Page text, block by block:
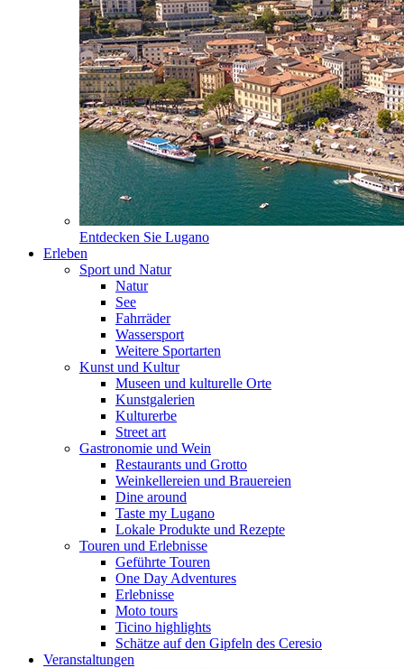
Entdecken Sie Lugano
Erleben
Sport und Natur
Natur
See
Fahrräder
Wassersport
Weitere Sportarten
Kunst und Kultur
Museen und kulturelle Orte
Kunstgalerien
Kulturerbe
Street art
Gastronomie und Wein
Restaurants und Grotto
Weinkellereien und Brauereien
Dine around
Taste my Lugano
Lokale Produkte und Rezepte
Touren und Erlebnisse
Geführte Touren
One Day Adventures
Erlebnisse
Moto tours
Ticino highlights
Schätze auf den Gipfeln des Ceresio
Veranstaltungen